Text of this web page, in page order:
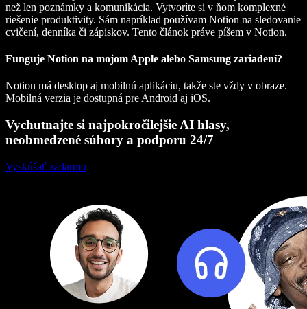
než len poznámky a komunikácia. Vytvoríte si v ňom komplexné
riešenie produktivity. Sám napríklad používam Notion na sledovanie
cvičení, denníka či zápiskov. Tento článok práve píšem v Notion.
Funguje Notion na mojom Apple alebo Samsung zariadení?
Notion má desktop aj mobilnú aplikáciu, takže ste vždy v obraze.
Mobilná verzia je dostupná pre Android aj iOS.
Vychutnajte si najpokročilejšie AI hlasy,
neobmedzené súbory a podporu 24/7
Vyskúšať zadarmo